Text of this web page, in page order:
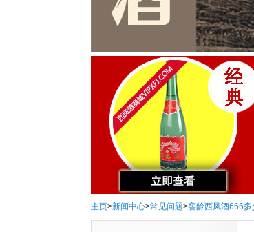
主页>新闻中心>常见问题>窖龄西凤酒666多